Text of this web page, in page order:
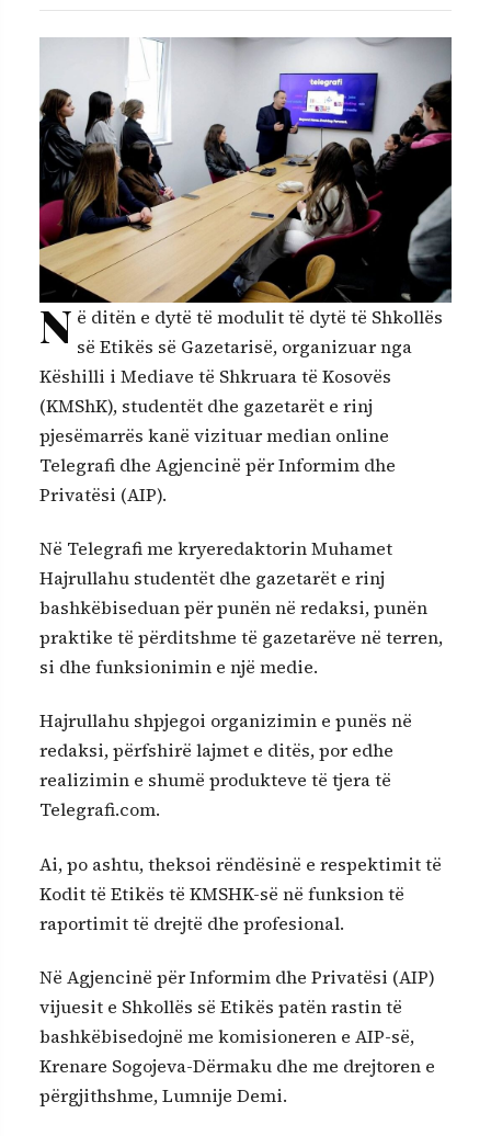
N ë ditën e dytë të modulit të dytë të Shkollës
së Etikës së Gazetarisë, organizuar nga
Këshilli i Mediave të Shkruara të Kosovës
(KMShK), studentët dhe gazetarët e rinj
pjesëmarrës kanë vizituar median online
Telegrafi dhe Agjencinë për Informim dhe
Privatësi (AIP).
Në Telegrafi me kryeredaktorin Muhamet
Hajrullahu studentët dhe gazetarët e rinj
bashkëbiseduan për punën në redaksi, punën
praktike të përditshme të gazetarëve në terren,
si dhe funksionimin e një medie.
Hajrullahu shpjegoi organizimin e punës në
redaksi, përfshirë lajmet e ditës, por edhe
realizimin e shumë produkteve të tjera të
Telegrafi.com.
Ai, po ashtu, theksoi rëndësinë e respektimit të
Kodit të Etikës të KMSHK-së në funksion të
raportimit të drejtë dhe profesional.
Në Agjencinë për Informim dhe Privatësi (AIP)
vijuesit e Shkollës së Etikës patën rastin të
bashkëbisedojnë me komisioneren e AIP-së,
Krenare Sogojeva-Dërmaku dhe me drejtoren e
përgjithshme, Lumnije Demi.